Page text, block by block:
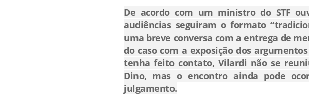
De acordo com um ministro do STF
audiências seguiram o formato
uma breve conversa com a entrega de
do caso com a exposição dos
tenha feito contato, Vilardi não se
Dino, mas o encontro ainda pode
julgamento.